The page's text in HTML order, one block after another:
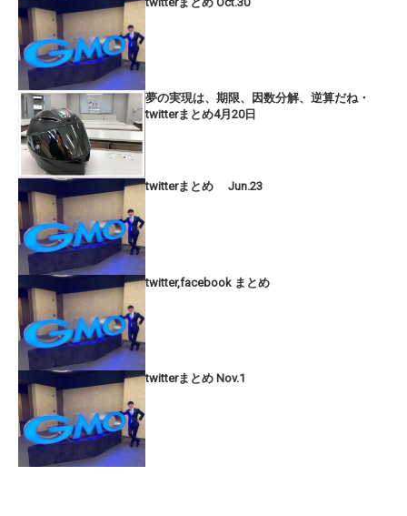
夢の実現は、期限、因数分解、逆算だね・
twitterまとめ4月20日
twitterまとめ Jun.23
twitter,facebook まとめ
twitterまとめ Nov.1